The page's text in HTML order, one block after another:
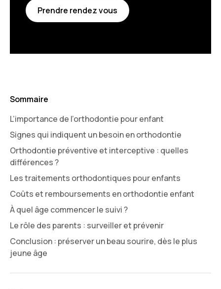
Sommaire
L’importance de l’orthodontie pour enfant
Signes qui indiquent un besoin en orthodontie
Orthodontie préventive et interceptive : quelles
différences ?
Les traitements orthodontiques pour enfants
Coûts et remboursements en orthodontie enfant
À quel âge commencer le suivi ?
Le rôle des parents : surveiller et prévenir
Conclusion : préserver un beau sourire, dès le plus
jeune âge
Prendre rendez vous